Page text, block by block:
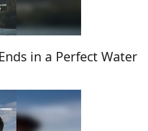
in a Perfect Water